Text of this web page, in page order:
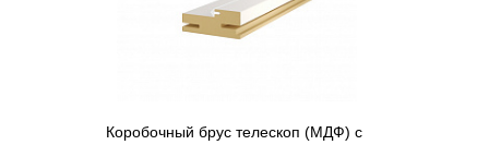
Коробочный брус телескоп (МДФ) с